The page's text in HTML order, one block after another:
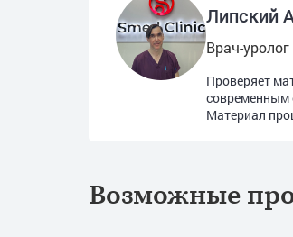
Липский
Врач-уролог
Проверяет
современным
Материал
Возможные